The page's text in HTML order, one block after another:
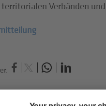
Verbänden